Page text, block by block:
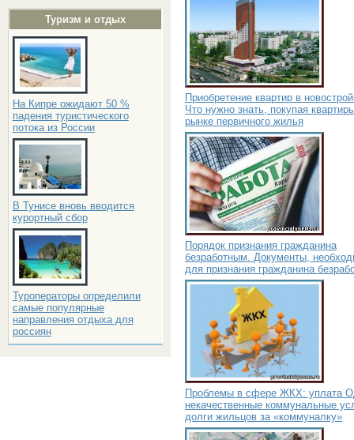
Туризм и отдых
На Кипре ожидают 50 %
падения туристического
потока из России
В Тунисе вновь вводится
курортный сбор
Туроператоры определили
самые популярные
направления отдыха для
россиян
Приобретение квартир в
Что нужно знать, покупая
рынке первичного жилья
Порядок признания гражданина
безработным. Документы,
для признания гражданина
Проблемы в сфере ЖКХ: уплата
некачественные коммунальные
долги жильцов за «коммуналку»